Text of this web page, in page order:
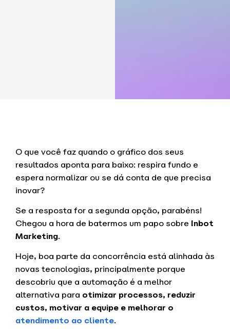
O que você faz quando o gráfico dos seus
resultados aponta para baixo: respira fundo e
espera normalizar ou se dá conta de que precisa
inovar?
Se a resposta for a segunda opção, parabéns!
Chegou a hora de batermos um papo sobre Inbot
Marketing.
Hoje, boa parte da concorrência está alinhada às
novas tecnologias, principalmente porque
descobriu que a automação é a melhor
alternativa para otimizar processos, reduzir
custos, motivar a equipe e melhorar o
atendimento ao cliente.